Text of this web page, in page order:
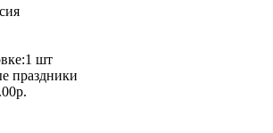
1 шт
праздники